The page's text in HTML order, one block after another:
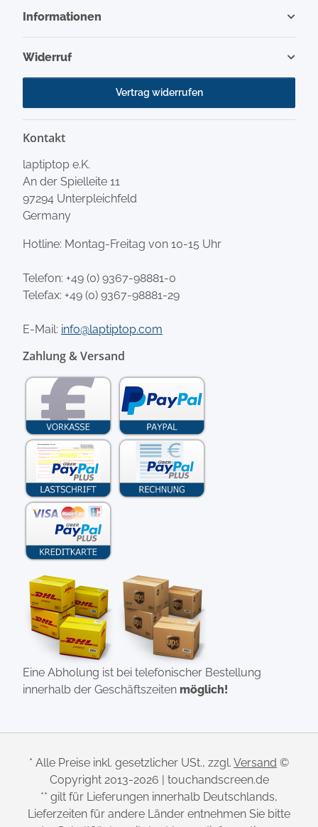
Informationen
Widerruf
Vertrag widerrufen
Kontakt
laptiptop e.K.
An der Spielleite 11
97294 Unterpleichfeld
Germany
Hotline: Montag-Freitag von 10-15 Uhr
Telefon: +49 (0) 9367-98881-0
Telefax: +49 (0) 9367-98881-29
E-Mail: info@laptiptop.com
Zahlung & Versand
Eine Abholung ist bei telefonischer Bestellung
innerhalb der Geschäftszeiten möglich!
* Alle Preise inkl. gesetzlicher USt., zzgl. Versand ©
Copyright 2013-2026 | touchandscreen.de
** gilt für Lieferungen innerhalb Deutschlands,
Lieferzeiten für andere Länder entnehmen Sie bitte